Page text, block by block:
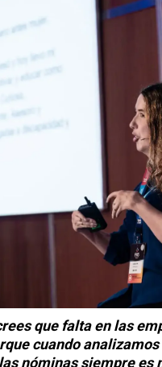
que falta en las
cuando
nóminas siempre es